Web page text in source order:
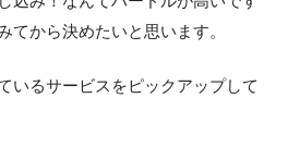
てから決めたいと思います。
いるサービスをピックアップして